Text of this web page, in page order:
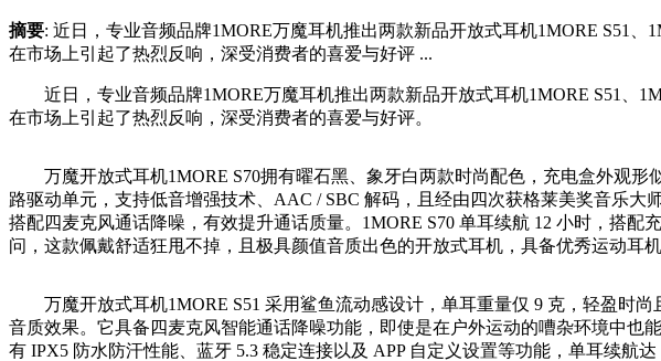
摘要: 近日，专业音频品牌1MORE万魔耳机推出两款新品开放式耳机1MORE S51
在市场上引起了热烈反响，深受消费者的喜爱与好评 ...
近日，专业音频品牌1MORE万魔耳机推出两款新品开放式耳机1MORE S51、
在市场上引起了热烈反响，深受消费者的喜爱与好评。
万魔开放式耳机1MORE S70拥有曜石黑、象牙白两款时尚配色，充电盒外观形
路驱动单元，支持低音增强技术、AAC / SBC 解码，且经由四次获格莱美奖音乐大
搭配四麦克风通话降噪，有效提升通话质量。1MORE S70 单耳续航 12 小时，搭
问，这款佩戴舒适狂甩不掉，且极具颜值音质出色的开放式耳机，具备优秀运动耳机
万魔开放式耳机1MORE S51 采用鲨鱼流动感设计，单耳重量仅 9 克，轻盈时尚
音质效果。它具备四麦克风智能通话降噪功能，即使是在户外运动的嘈杂环境中也
有 IPX5 防水防汗性能、蓝牙 5.3 稳定连接以及 APP 自定义设置等功能，单耳续航